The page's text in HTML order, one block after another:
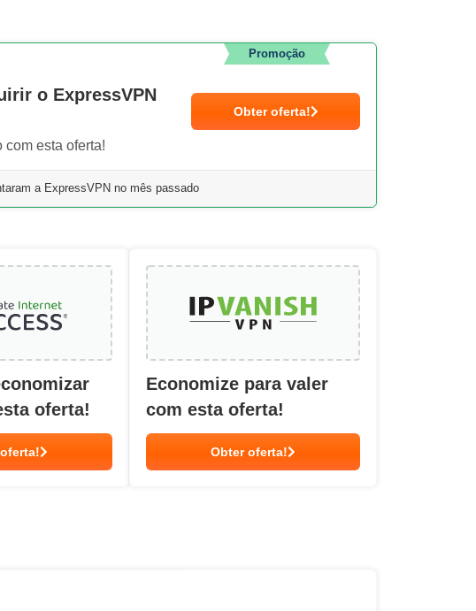
o ExpressVPN
esta oferta!
Obter oferta!
Promoção
a ExpressVPN no mês passado
oferta!
Economize para valer
com esta oferta!
Obter oferta!